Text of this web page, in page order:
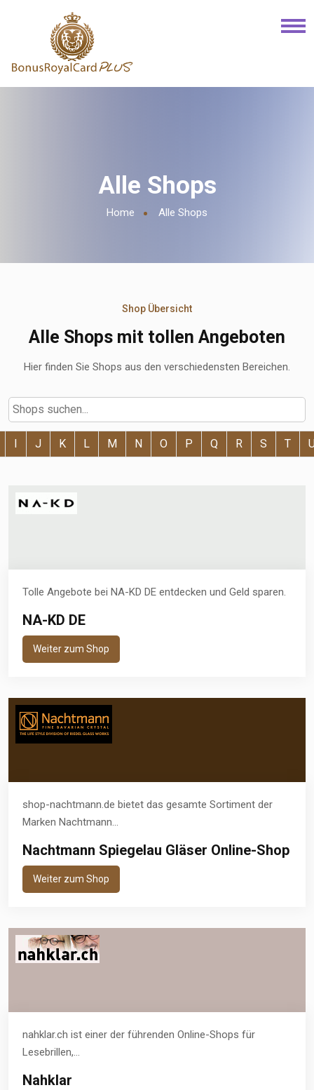
Alle Shops
Home Alle Shops
Shop Übersicht
Alle Shops mit tollen Angeboten
Hier finden Sie Shops aus den verschiedensten Bereichen.
I J K L M N O P Q R S T
Tolle Angebote bei NA-KD DE entdecken und Geld sparen.
NA-KD DE
Weiter zum Shop
shop-nachtmann.de bietet das gesamte Sortiment der
Marken Nachtmann...
Nachtmann Spiegelau Gläser Online-Shop
Weiter zum Shop
nahklar.ch ist einer der führenden Online-Shops für
Lesebrillen,...
Nahklar